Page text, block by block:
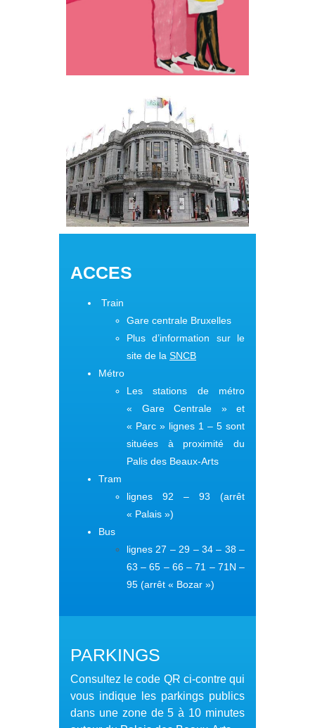
ACCES
Train
Gare centrale Bruxelles
Plus d’information sur le
site de la SNCB
Métro
Les stations de métro
« Gare Centrale » et
« Parc » lignes 1 – 5 sont
situées à proximité du
Palis des Beaux-Arts
Tram
lignes 92 – 93 (arrêt
« Palais »)
Bus
lignes 27 – 29 – 34 – 38 –
63 – 65 – 66 – 71 – 71N –
95 (arrêt « Bozar »)
PARKINGS
Consultez le code QR ci-contre qui
vous indique les parkings publics
dans une zone de 5 à 10 minutes